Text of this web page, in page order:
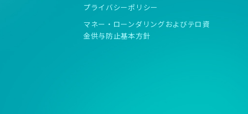
プライバシーポリシー
マネー・ローンダリングおよびテロ資
金供与防止基本方針